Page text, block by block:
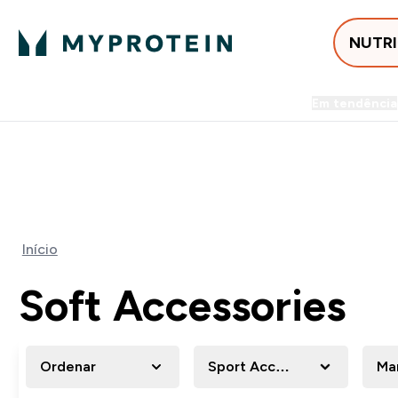
Início
Soft Accessories
Ordenar Sport Accessory